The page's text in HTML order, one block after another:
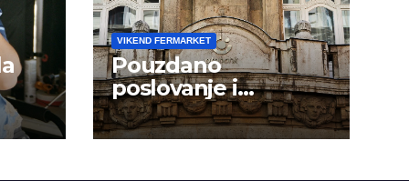
VIKEND FERMARKET
Pouzdano
poslovanje i
kontinuitet rasta